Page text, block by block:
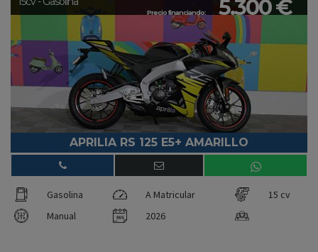
Precio financiando: 5.300 €
APRILIA RS 125 E5+ AMARILLO
Gasolina A Matricular
15 cv
Manual
2026